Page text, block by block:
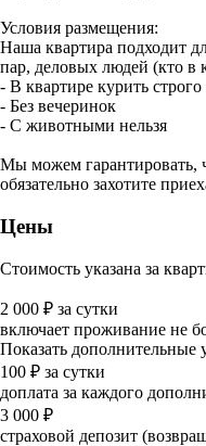
Условия размещения:
Наша квартира подходит
пар, деловых людей (кто в
- В квартире курить
- Без вечеринок
- С животными нельзя
Мы можем гарантировать,
обязательно захотите
Цены
Стоимость указана за
2 000 ₽ за сутки
включает проживание не
Показать дополнительные
100 ₽ за сутки
доплата за каждого
3 000 ₽
страховой депозит